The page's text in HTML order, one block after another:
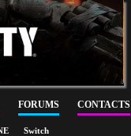
FORUMS CONTACTS
Switch